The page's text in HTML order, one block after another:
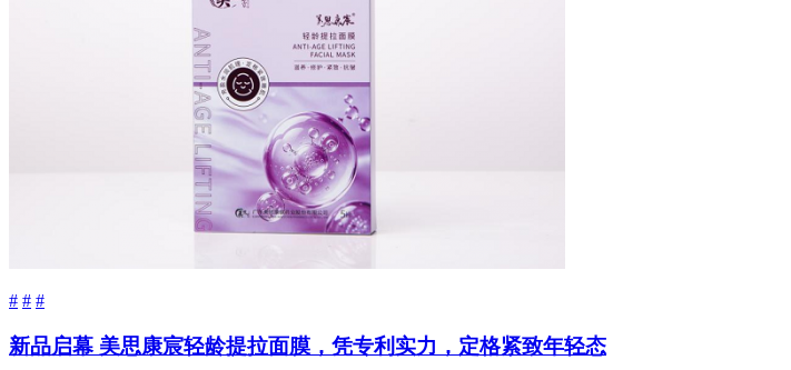
# # #
新品启幕 美思康宸轻龄提拉面膜，凭专利实力，定格紧致年轻态